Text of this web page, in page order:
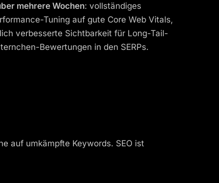
mehrere Wochen: vollständiges
Tuning auf gute Core Web Vitals,
verbesserte Sichtbarkeit für Long-Tail-
Bewertungen in den SERPs.
auf umkämpfte Keywords. SEO ist